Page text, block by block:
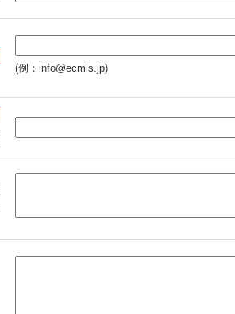
(例：info@ecmis.jp)